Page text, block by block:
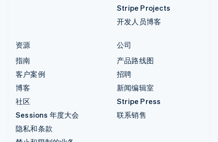
Stripe Projects
开发人员博客
资源
指南
客户案例
博客
社区
Sessions 年度大会
隐私和条款
公司
产品路线图
招聘
新闻编辑室
Stripe Press
联系销售